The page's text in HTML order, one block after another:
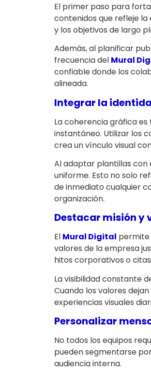
El primer paso para
contenidos que refleje la
y los objetivos de largo
Además, al planificar
frecuencia del Mural
confiable donde los
alineada.
Integrar la
La coherencia gráfica
instantáneo. Utilizar los
crea un vínculo visual
Al adaptar plantillas con
uniforme. Esto no solo
de inmediato cualquier
organización.
Destacar misión y
El Mural Digital permite
valores de la empresa
hitos corporativos o
La visibilidad constante
Cuando los valores
experiencias visuales
Personalizar
No todos los equipos
pueden segmentarse
audiencia interna.